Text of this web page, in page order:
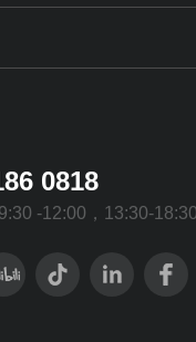
0818
-12:00，13:30-